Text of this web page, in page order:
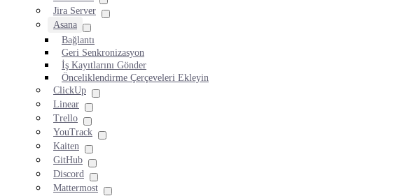
Jira Server
Asana
Bağlantı
Geri Senkronizasyon
İş Kayıtlarını Gönder
Önceliklendirme Çerçeveleri Ekleyin
ClickUp
Linear
Trello
YouTrack
Kaiten
GitHub
Discord
Mattermost